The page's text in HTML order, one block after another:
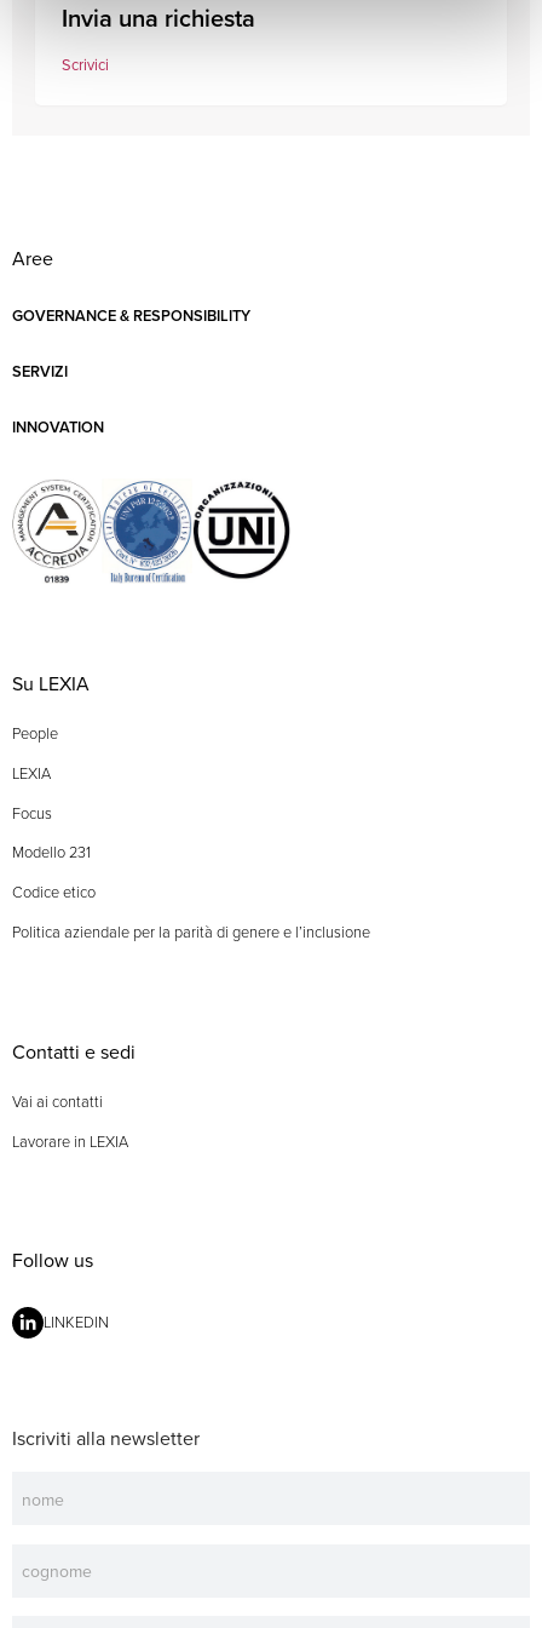
Invia una richiesta
Scrivici
Aree
GOVERNANCE & RESPONSIBILITY
SERVIZI
INNOVATION
Su LEXIA
People
LEXIA
Focus
Modello 231
Codice etico
Politica aziendale per la parità di genere e l’inclusione
Contatti e sedi
Vai ai contatti
Lavorare in LEXIA
Follow us
LINKEDIN
Iscriviti alla newsletter